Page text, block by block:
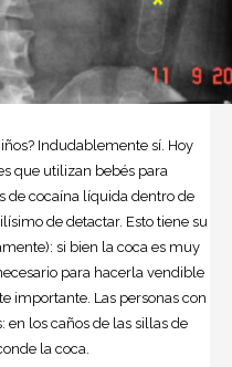
Indudablemente sí. Hoy
que utilizan bebés para
de cocaína líquida dentro de
de detactar. Esto tiene su
si bien la coca es muy
para hacerla vendible
importante. Las personas con
los caños de las sillas de
la coca.